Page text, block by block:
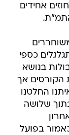
אחידים
כספי
בנושא
הקורסים אך
החלטנו
שלושה
וכאמור בפועל